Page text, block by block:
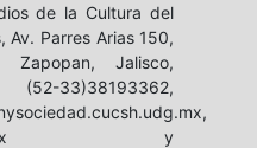
de la Cultura del
Av. Parres Arias 150,
Zapopan, Jalisco,
33)38193362,
y